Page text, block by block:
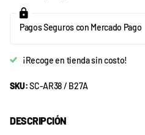
Pagos Seguros con Mercado Pago
¡Recoge en tienda sin costo!
SKU:SC-AR38 / B27A
DESCRIPCIÓN